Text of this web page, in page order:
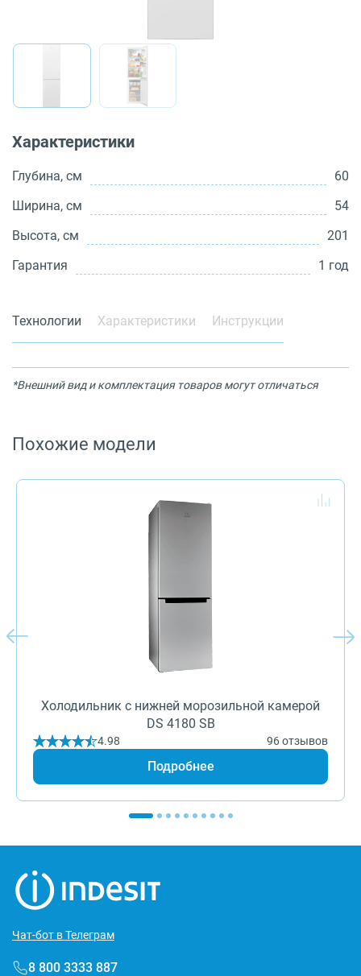
Характеристики
Глубина, см
60
Ширина, см
54
Высота, см
201
Гарантия
1 год
Технологии Характеристики Инструкции
*Внешний вид и комплектация товаров могут отличаться
Похожие модели
Холодильник с нижней морозильной камерой
DS 4180 SB
4.98 96 отзывов
Подробнее
Чат-бот в Телеграм
8 800 3333 887